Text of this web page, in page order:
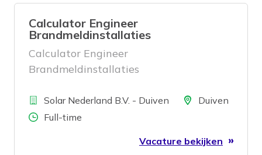
Calculator Engineer
Brandmeldinstallaties
Calculator Engineer
Brandmeldinstallaties
BedrijfSolar Nederland B.V. - Duiven LocatieDuiven
Aantal uren
Full-time
Vacature bekijken